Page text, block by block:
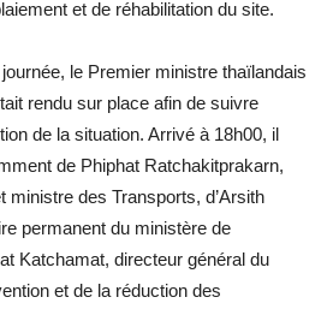
et de réhabilitation du site.
le Premier ministre thaïlandais
rendu sur place afin de suivre
de la situation. Arrivé à 18h00, il
de Phiphat Ratchakitprakarn,
des Transports, d’Arsith
permanent du ministère de
Katchamat, directeur général du
et de la réduction des